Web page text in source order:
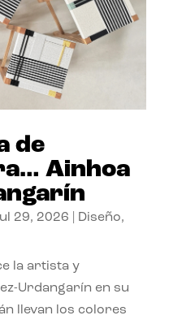
de
Ainhoa
29, 2026 Diseño,
la artista y
Urdangarín en su
llevan los colores